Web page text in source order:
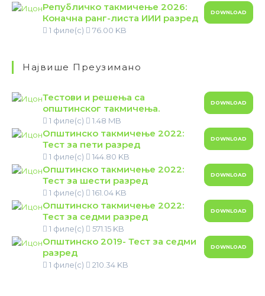
Републичко такмичење 2026:
Коначна ранг-листа ИИИ разред
1 филе(с) 76.00 KB
DOWNLOAD
Највише Преузимано
Тестови и решења са
општинског такмичења.
1 филе(с) 1.48 MB
DOWNLOAD
Општинско такмичење 2022:
Тест за пети разред
1 филе(с) 144.80 KB
DOWNLOAD
Општинско такмичење 2022:
Тест за шести разред
1 филе(с) 161.04 KB
DOWNLOAD
Општинско такмичење 2022:
Тест за седми разред
1 филе(с) 571.15 KB
DOWNLOAD
Општинско 2019- Тест за седми
разред
1 филе(с) 210.34 KB
DOWNLOAD